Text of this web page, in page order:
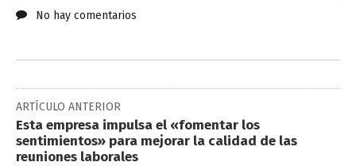
No hay comentarios
ARTÍCULO ANTERIOR
Esta empresa impulsa el «fomentar los
sentimientos» para mejorar la calidad de las
reuniones laborales